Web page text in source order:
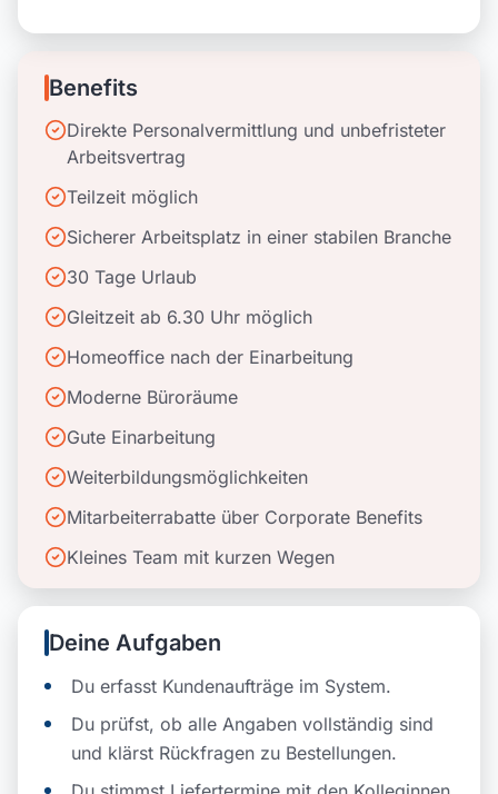
Benefits
Direkte Personalvermittlung und unbefristeter
Arbeitsvertrag
Teilzeit möglich
Sicherer Arbeitsplatz in einer stabilen Branche
30 Tage Urlaub
Gleitzeit ab 6.30 Uhr möglich
Homeoffice nach der Einarbeitung
Moderne Büroräume
Gute Einarbeitung
Weiterbildungsmöglichkeiten
Mitarbeiterrabatte über Corporate Benefits
Kleines Team mit kurzen Wegen
Deine Aufgaben
Du erfasst Kundenaufträge im System.
Du prüfst, ob alle Angaben vollständig sind
und klärst Rückfragen zu Bestellungen.